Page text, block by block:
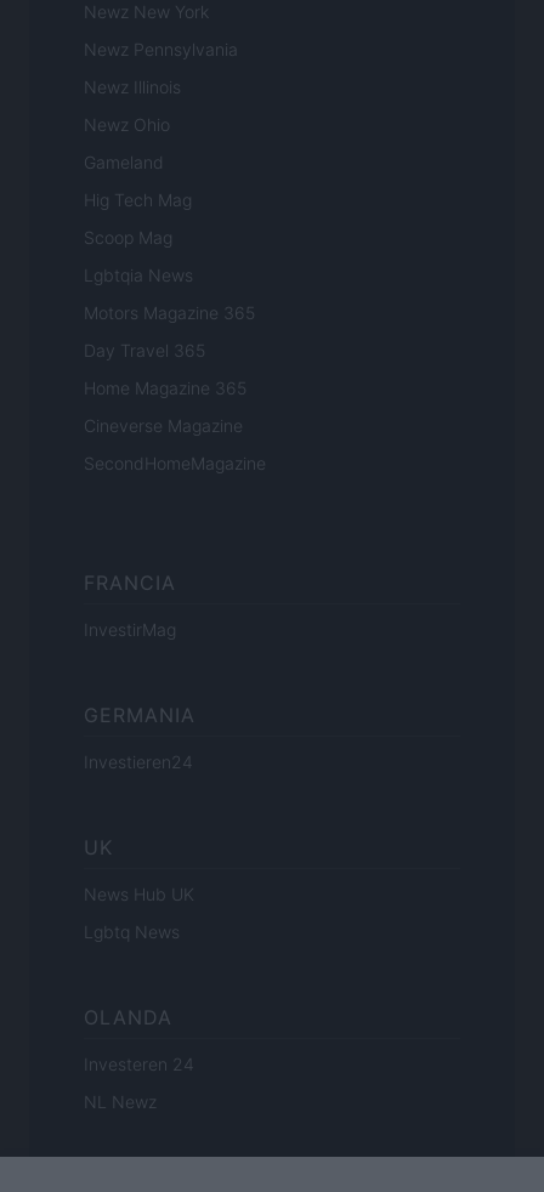
Newz New York
Newz Pennsylvania
Newz Illinois
Newz Ohio
Gameland
Hig Tech Mag
Scoop Mag
Lgbtqia News
Motors Magazine 365
Day Travel 365
Home Magazine 365
Cineverse Magazine
SecondHomeMagazine
FRANCIA
InvestirMag
GERMANIA
Investieren24
UK
News Hub UK
Lgbtq News
OLANDA
Investeren 24
NL Newz